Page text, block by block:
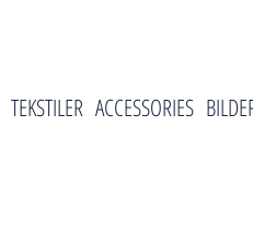
TEKSTILER ACCESSORIES